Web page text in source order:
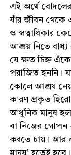
এই অর্থে
যাঁর জীবন থেকে
ও স্বত্বাধিকার
আশ্রয় নিতে
যে ক্ষত চিহ্ন এঁকে
পরাজিত হননি।
কোলে আশ্রয়
কারণ প্রকৃত
আধুনিক মানুষ
বা নিজের গোপন
করতে চায়। আর
মানুষ' হতেই